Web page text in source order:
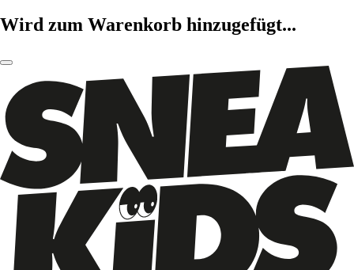
Wird zum Warenkorb hinzugefügt...